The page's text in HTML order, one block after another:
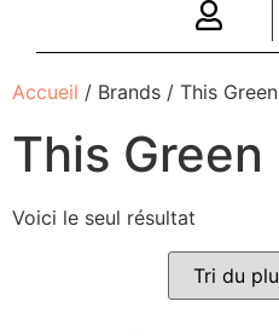
Accueil / Brands / This Green
This Green
Voici le seul résultat